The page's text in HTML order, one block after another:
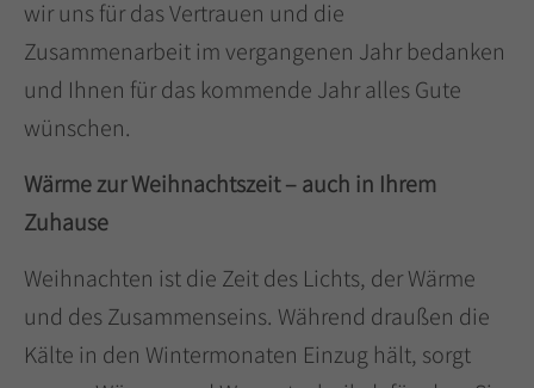
+44 1234 567 890
Drop us a line
info@yourdomain.com
About us
adipiscing elit.
Aenean commodo ligula eget dolor. Aenean
massa. Cum sociis natoque penatibus et
wir uns für das Vertrauen und die
Zusammenarbeit im vergangenen Jahr bedanken
und Ihnen für das kommende Jahr alles Gute
wünschen.
Wärme zur Weihnachtszeit – auch in Ihrem
Zuhause
Weihnachten ist die Zeit des Lichts, der Wärme
und des Zusammenseins. Während draußen die
Kälte in den Wintermonaten Einzug hält, sorgt